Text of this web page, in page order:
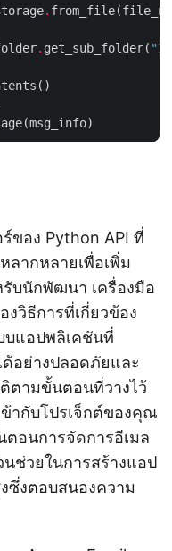
.
. get_sub_folder(
ของ Python API ที่
ากหลายเพื่อเพิ่ม
บนักพัฒนา เครื่องมือ
วิธีการที่เกี่ยวข้อง
แอปพลิเคชันที่
ด้อย่างปลอดภัยและ
ตามขั้นตอนที่วางไว้
ากับโปรเจ็กต์ของคุณ
ตอนการจัดการอีเมล
ช่วยในการสร้างแอป
ซึ่งตอบสนองความ